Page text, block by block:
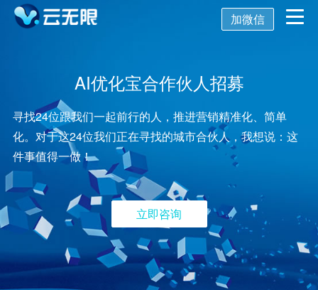
加微信
营销推广
数字化营销
新媒体营销
网站优化
托管代运营
数字化建设
网站建设
公众号开发
小程序开发
SEO优化
关键词SEO排名
百度SEO诊断
SEO技术
搜索引擎优化
关于我们
AI获客系统
AI优化宝合作伙人招募
寻找24位跟我们一起前行的人，推进营销精准化、简单
化。对于这24位我们正在寻找的城市合伙人，我想说：这
件事值得一做！
立即咨询